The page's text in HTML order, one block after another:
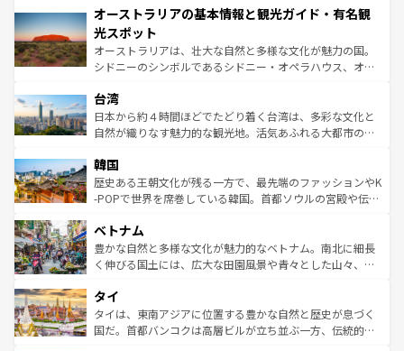
部のニューオーリンズでは、音楽と美食が融合した独特の
文化が魅力。旅行者はアメリカの各地域で異なる魅力を楽
しみながら、その多様性と豊かな歴史を感じることができ
るだろう。車でのロードトリップや列車の旅も、アメリカ
情報は
ワイ島は見逃せない。また、定番の観光地といえばオアフ
島だが、静かな自然を求めるならマウイ島やカウアイ島が
おすすめ。エメラルドグリーンに輝く海をはじめ、豊かな
文化や歴史が息づいている。「アロハスピリット」と呼ば
人々、おいしいローカルフードやハワイアンミュージッ
ク、伝統的なフラダンスなど、すべてがハワイの魅力を彩
っている。訪れるたびに新しい発見と感動が待っているハ
はコンテンツ一覧
オーストラリアの基本情報と観光ガイド・有名観
光スポット
オーストラリアは、壮大な自然と多様な文化が魅力の国。
シドニーのシンボルであるシドニー・オペラハウス、オー
リアリーフや大陸中央部にそびえるウルル（エアーズロッ
ク）、タスマニアの美しい原生林やケアンズの熱帯雨林な
ど、見どころがたくさん。また、カフェやワイン、オージ
いる。アクティビティも充実しており、サーフィンやダイ
ビング、ハイキングなど、アウトドア好きにはたまらな
い。オーストラリアの多彩な魅力を存分に味わいつくそ
参照してほしい。
台湾
日本から約４時間ほどでたどり着く台湾は、多彩な文化と
自然が織りなす魅力的な観光地。活気あふれる大都市の台
ン）、静ひつな山岳地帯である台湾東部など、都市の喧騒
と山間の静けさが共存しており、訪れる人に新しい発見と
驚きをもたらしてくれる。また、奥深い台湾の食文化も魅
容にもいいと評判のスイーツなど、バラエティ豊かな料理
が味わえる。 なお、新着の台湾情報は コンテンツ一覧を参
照してほしい。
韓国
歴史ある王朝文化が残る一方で、最先端のファッションやK
-POPで世界を席巻している韓国。首都ソウルの宮殿や伝統
き、地方に足を延ばせば四季折々の自然美を楽しむことが
できる。そして、キムチや焼肉、絶品のストリートフード
まで、さまざまな韓国料理が待っている。夜には、韓国な
リティに包まれながら、韓国の多彩な魅力を心ゆくまで味
わってみてほしい。 なお、新着の韓国情報はコンテンツ一
覧を参照してほしい。
ベトナム
豊かな自然と多様な文化が魅力的なベトナム。南北に細長
く伸びる国土には、広大な田園風景や青々とした山々、世
急速な発展と共に伝統が息づく。ハノイの古い町並みやホ
ーチミン市のフランス統治時代の建物も、独特の雰囲気を
醸し出している。また、バラエティの豊かさとおいしさで
タイ
タイは、東南アジアに位置する豊かな自然と歴史が息づく
国だ。首都バンコクは高層ビルが立ち並ぶ一方、伝統的な